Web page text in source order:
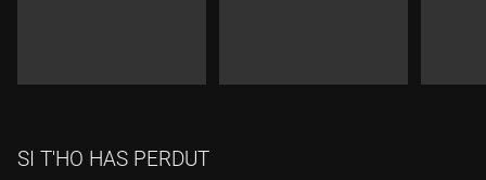
SI T'HO HAS PERDUT